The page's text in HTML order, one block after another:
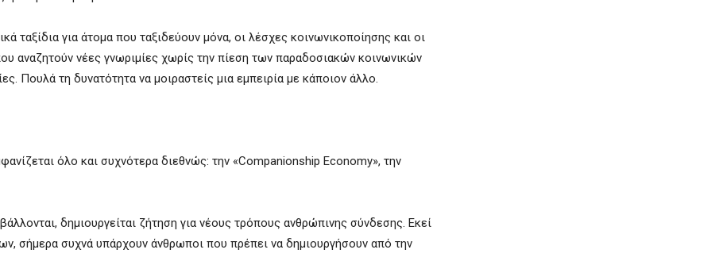
ταξίδια για άτομα που ταξιδεύουν μόνα, οι λέσχες κοινωνικοποίησης και οι
αναζητούν νέες γνωριμίες χωρίς την πίεση των παραδοσιακών κοινωνικών
Πουλά τη δυνατότητα να μοιραστείς μια εμπειρία με κάποιον άλλο.
όλο και συχνότερα διεθνώς: την «Companionship Economy», την
δημιουργείται ζήτηση για νέους τρόπους ανθρώπινης σύνδεσης. Εκεί
σήμερα συχνά υπάρχουν άνθρωποι που πρέπει να δημιουργήσουν από την